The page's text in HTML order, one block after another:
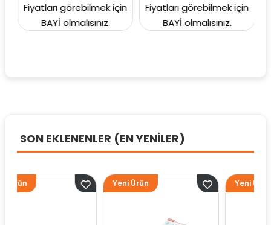
Fiyatları görebilmek için
BAYİ olmalısınız.
Fiyatları görebilmek için
BAYİ olmalısınız.
SON EKLENENLER (EN YENİLER)
Yeni Ürün Yeni Ürün